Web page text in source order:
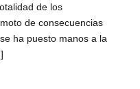
de los
de consecuencias
ha puesto manos a la